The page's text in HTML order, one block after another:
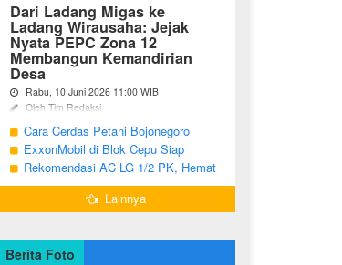
Dari Ladang Migas ke
Ladang Wirausaha: Jejak
Nyata PEPC Zona 12
Membangun Kemandirian
Desa
Rabu, 10 Juni 2026 11:00 WIB
Oleh Tim Redaksi
Bojonegoro - Berakhirnya fase
pengembangan Proyek Gas Jambaran-
Tiung Biru (JTB) pada 2021 menjadi
titik balik bagi ratusan pemuda Desa
Bandungrejo, ...
Cara Cerdas Petani Bojonegoro
Menguatkan Ekonomi Keluarga
ExxonMobil di Blok Cepu Siap
Hadapi Target Produksi 2026
Rekomendasi AC LG 1/2 PK, Hemat
Listrik dan Pendinginan Maksimal
Lainnya
Berita Foto